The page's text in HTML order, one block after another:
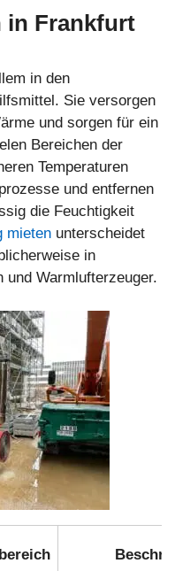
in Frankfurt
in den
Sie versorgen
und sorgen für ein
Bereichen der
Temperaturen
und entfernen
die Feuchtigkeit
mieten unterscheidet
in
und Warmlufterzeuger.